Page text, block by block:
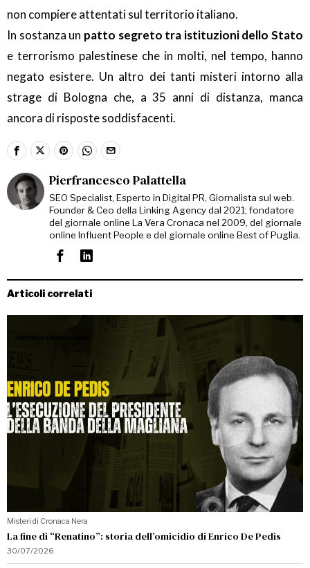
non compiere attentati sul territorio italiano.
In sostanza un patto segreto tra istituzioni dello Stato
e terrorismo palestinese che in molti, nel tempo, hanno
negato esistere. Un altro dei tanti misteri intorno alla
strage di Bologna che, a 35 anni di distanza, manca
ancora di risposte soddisfacenti.
Pierfrancesco Palattella
SEO Specialist, Esperto in Digital PR, Giornalista sul web.
Founder & Ceo della Linking Agency dal 2021; fondatore
del giornale online La Vera Cronaca nel 2009, del giornale
online Influent People e del giornale online Best of Puglia.
Articoli correlati
Misteri di Cronaca Nera
La fine di “Renatino”: storia dell’omicidio di Enrico De Pedis
30/07/2026